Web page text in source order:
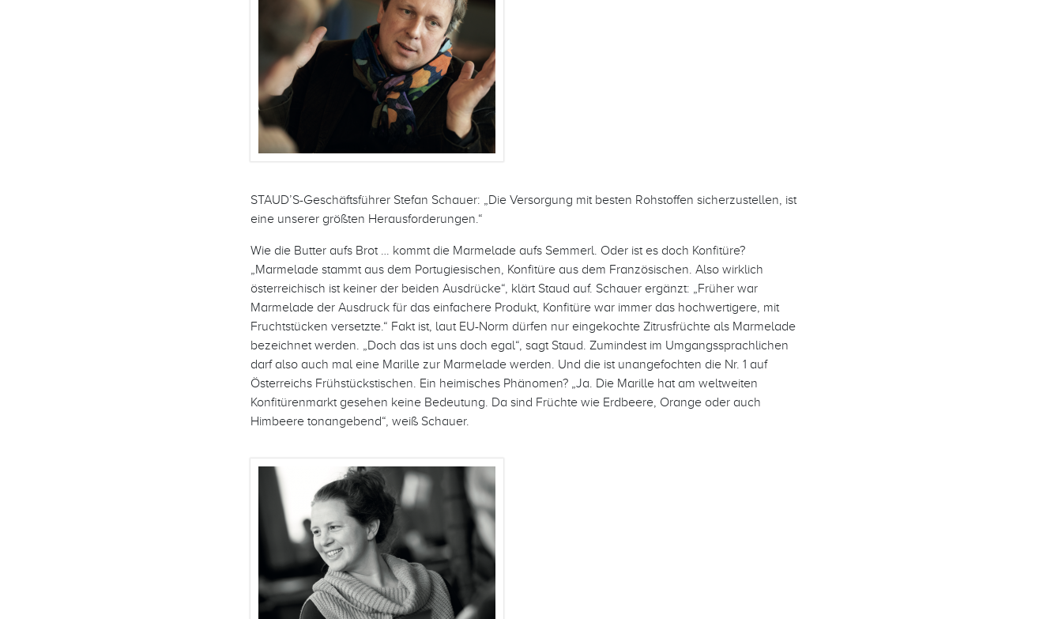
STAUD’S-Geschäftsführer Stefan Schauer: „Die Versorgung mit besten Rohstoffen sicherzustellen, ist
eine unserer größten Herausforderungen.“
Wie die Butter aufs Brot … kommt die Marmelade aufs Semmerl. Oder ist es doch Konfitüre?
„Marmelade stammt aus dem Portugiesischen, Konfitüre aus dem Französischen. Also wirklich
österreichisch ist keiner der beiden Ausdrücke“, klärt Staud auf. Schauer ergänzt: „Früher war
Marmelade der Ausdruck für das einfachere Produkt, Konfitüre war immer das hochwertigere, mit
Fruchtstücken versetzte.“ Fakt ist, laut EU-Norm dürfen nur eingekochte Zitrusfrüchte als Marmelade
bezeichnet werden. „Doch das ist uns doch egal“, sagt Staud. Zumindest im Umgangssprachlichen
darf also auch mal eine Marille zur Marmelade werden. Und die ist unangefochten die Nr. 1 auf
Österreichs Frühstückstischen. Ein heimisches Phänomen? „Ja. Die Marille hat am weltweiten
Konfitürenmarkt gesehen keine Bedeutung. Da sind Früchte wie Erdbeere, Orange oder auch
Himbeere tonangebend“, weiß Schauer.